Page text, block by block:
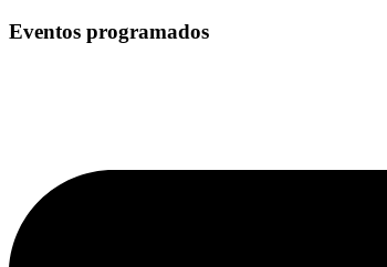
Eventos programados